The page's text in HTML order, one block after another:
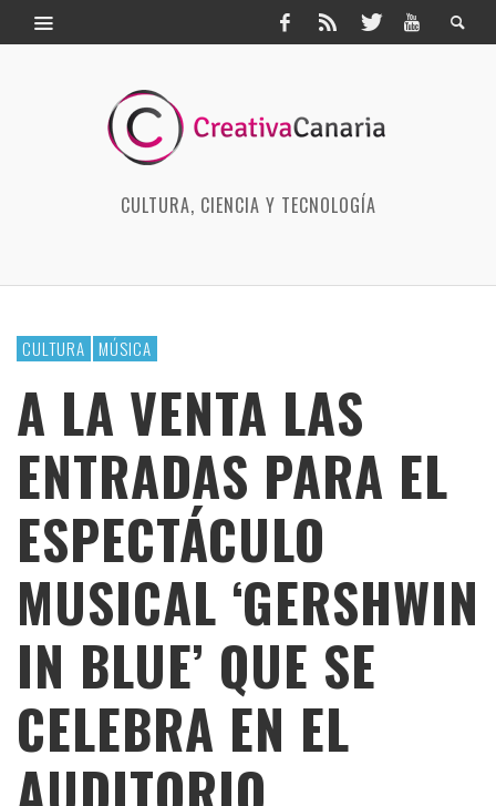
CULTURA, CIENCIA Y TECNOLOGÍA
CULTURA MÚSICA
A LA VENTA LAS
ENTRADAS PARA EL
ESPECTÁCULO
MUSICAL ‘GERSHWIN
IN BLUE’ QUE SE
CELEBRA EN EL